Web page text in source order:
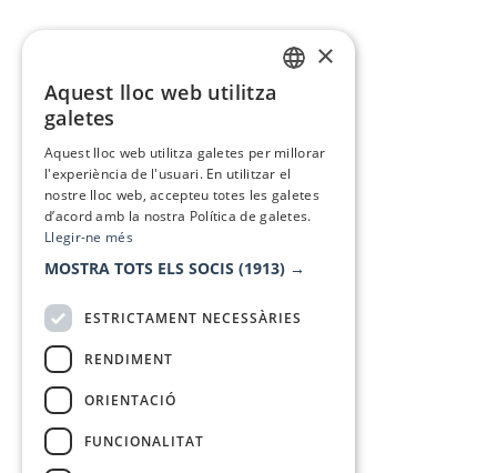
×
Aquest lloc web utilitza
galetes
Aquest lloc web utilitza galetes per millorar
l'experiència de l'usuari. En utilitzar el
nostre lloc web, accepteu totes les galetes
d’acord amb la nostra Política de galetes.
Llegir-ne més
MOSTRA TOTS ELS SOCIS (1913) →
ESTRICTAMENT NECESSÀRIES
RENDIMENT
ORIENTACIÓ
FUNCIONALITAT